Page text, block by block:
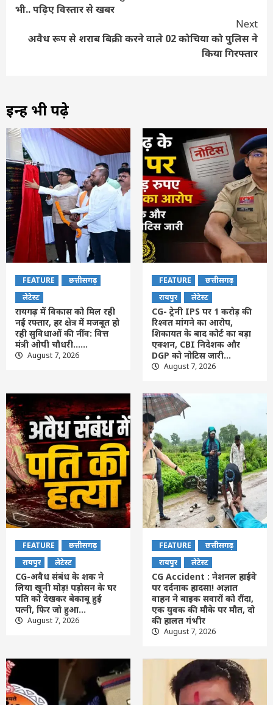
भी.. पढ़िए विस्तार से खबर
Next
अवैध रूप से शराब बिक्री करने वाले 02 कोचिया को पुलिस ने
किया गिरफ्तार
इन्हें भी पढ़े
FEATURE
छत्तीसगढ़
लेटेस्ट
रायगढ़ में विकास को मिल रही
नई रफ्तार, हर क्षेत्र में मजबूत हो
रही सुविधाओं की नींव: वित्त
मंत्री ओपी चौधरी……
August 7, 2026
FEATURE
छत्तीसगढ़
रायपुर
लेटेस्ट
CG- ट्रेनी IPS पर 1 करोड़ की
रिश्वत मांगने का आरोप,
शिकायत के बाद कोर्ट का बड़ा
एक्शन, CBI निदेशक और
DGP को नोटिस जारी…
August 7, 2026
FEATURE
छत्तीसगढ़
रायपुर
लेटेस्ट
CG-अवैध संबंध के शक ने
लिया खूनी मोड़! पड़ोसन के घर
पति को देखकर बेकाबू हुई
पत्नी, फिर जो हुआ…
August 7, 2026
FEATURE
छत्तीसगढ़
रायपुर
लेटेस्ट
CG Accident : नेशनल हाईवे
पर दर्दनाक हादसा! अज्ञात
वाहन ने बाइक सवारों को रौंदा,
एक युवक की मौके पर मौत, दो
की हालत गंभीर
August 7, 2026